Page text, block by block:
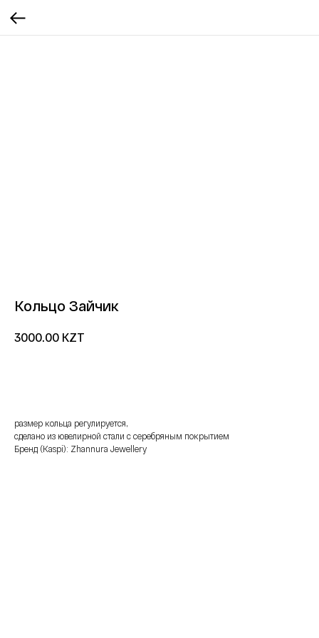
Кольцо Зайчик
3000.00 KZT
размер кольца регулируется,
сделано из ювелирной стали с серебряным покрытием
Бренд (Kaspi): Zhannura Jewellery